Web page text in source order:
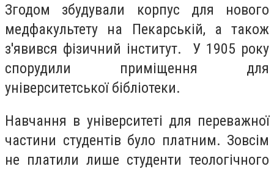
Згодом збудували корпус для нового
медфакультету на Пекарській, а також
з'явився фізичний інститут. У 1905 року
спорудили приміщення для
університетської бібліотеки.
Навчання в університеті для переважної
частини студентів було платним. Зовсім
не платили лише студенти теологічного